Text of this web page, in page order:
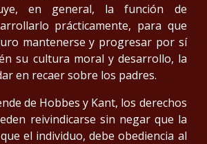
en general, la función de
prácticamente, para que
mantenerse y progresar por sí
su cultura moral y desarrollo, la
en recaer sobre los padres.
de Hobbes y Kant, los derechos
reivindicarse sin negar que la
el individuo, debe obediencia al